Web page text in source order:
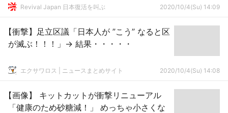
Revival Japan 日本復活を叫ぶ 2020/10/4(Su) 14:09
【衝撃】足立区議「日本人が ”こう” なると区
が滅ぶ！！！」→ 結果・・・・・
エクサワロス | ニュースまとめサイト 2020/10/4(Su) 14:08
【画像】 キットカットが衝撃リニューアル
「健康のため砂糖減！」 めっちゃ小さくな